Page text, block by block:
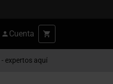
Cuenta
- expertos aquí